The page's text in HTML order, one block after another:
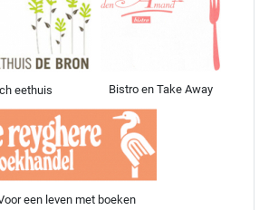
eethuis Bistro en Take Away
een leven met boeken